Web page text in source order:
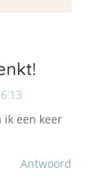
ik een keer
Antwoord